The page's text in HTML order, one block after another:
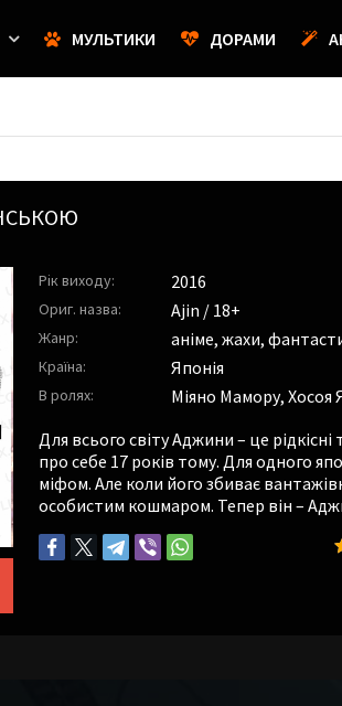
МУЛЬТИКИ ДОРАМИ
Рік виходу: 2016
Ориг. назва: Ajin / 18+
Жанр: аніме, жахи,
Країна: Японія
В ролях: Міяно Мамору, Хосоя
Для всього світу Аджини – це
про себе 17 років тому. Для одного
міфом. Але коли його збиває
особистим кошмаром. Тепер він –